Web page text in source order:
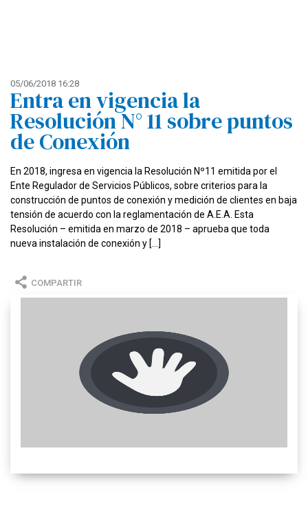
05/06/2018 16:28
Entra en vigencia la
Resolución N° 11 sobre puntos
de Conexión
En 2018, ingresa en vigencia la Resolución Nº11 emitida por el
Ente Regulador de Servicios Públicos, sobre criterios para la
construcción de puntos de conexión y medición de clientes en baja
tensión de acuerdo con la reglamentación de A.E.A. Esta
Resolución – emitida en marzo de 2018 – aprueba que toda
nueva instalación de conexión y […]
COMPARTIR